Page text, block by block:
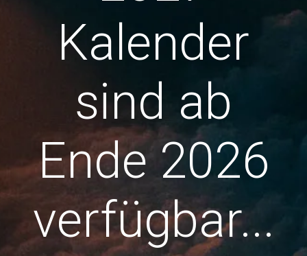
Kalender
sind ab
Ende 2026
verfügbar...